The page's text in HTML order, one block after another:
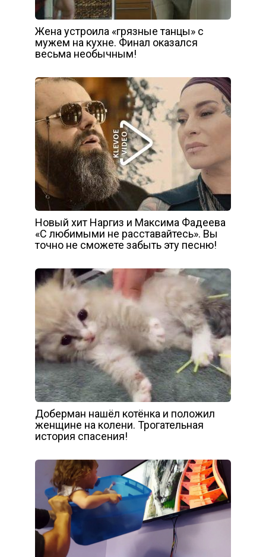
Жена устроила «грязные танцы» с
мужем на кухне. Финал оказался
весьма необычным!
Новый хит Наргиз и Максима Фадеева
«С любимыми не расставайтесь». Вы
точно не сможете забыть эту песню!
Доберман нашёл котёнка и положил
женщине на колени. Трогательная
история спасения!